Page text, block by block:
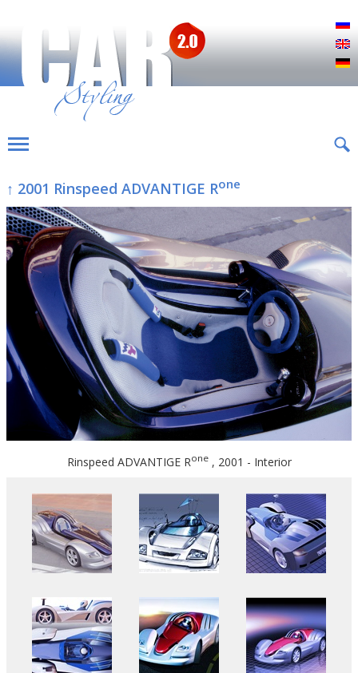
↑ 2001 Rinspeed ADVANTIGE Rone
Rinspeed ADVANTIGE Rone, 2001 - Interior